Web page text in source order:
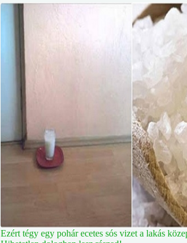
Ezért tégy egy pohár ecetes sós vizet a lakás